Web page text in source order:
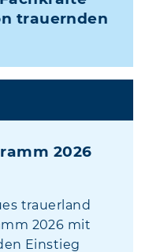
trauernden
2026
trauerland
2026 mit
Einstieg